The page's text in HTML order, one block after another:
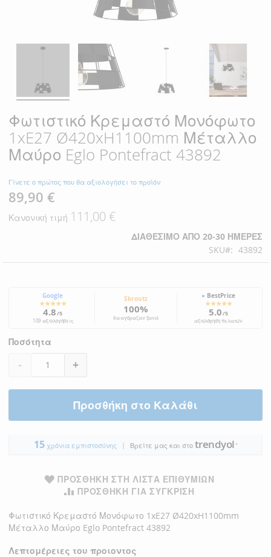
Φωτιστικό Κρεμαστό Μονόφωτο
1xE27 Ø420xH1100mm Μέταλλο
Μαύρο Eglo Pontefract 43892
Γίνετε ο πρώτος που θα αξιολογήσει το προϊόν
Ειδική
Τιμή
89,90 €
Κανονική τιμή 111,00 €
ΔΙΑΘΈΣΙΜΟ ΑΠΌ 20-30 ΗΜΈΡΕΣ
SKU
43892
Google
★★★★★
4.8/5
109 αξιολογήσεις
Skroutz
100%
θα αγόραζαν ξανά
● BestPrice
★★★★★
5.0/5
αξιολόγηση πελατών
Ποσότητα
- +
Προσθήκη στο Καλάθι
15χρόνια εμπιστοσύνης | Βρείτε μας και στο trendyol ●
ΠΡΟΣΘΉΚΗ ΣΤΗ ΛΊΣΤΑ ΕΠΙΘΥΜΙΏΝ
ΠΡΟΣΘΉΚΗ ΓΙΑ ΣΎΓΚΡΙΣΗ
Φωτιστικό Κρεμαστό Μονόφωτο 1xE27 Ø420xH1100mm
Μέταλλο Μαύρο Eglo Pontefract 43892
Λεπτομέρειες του προιοντος